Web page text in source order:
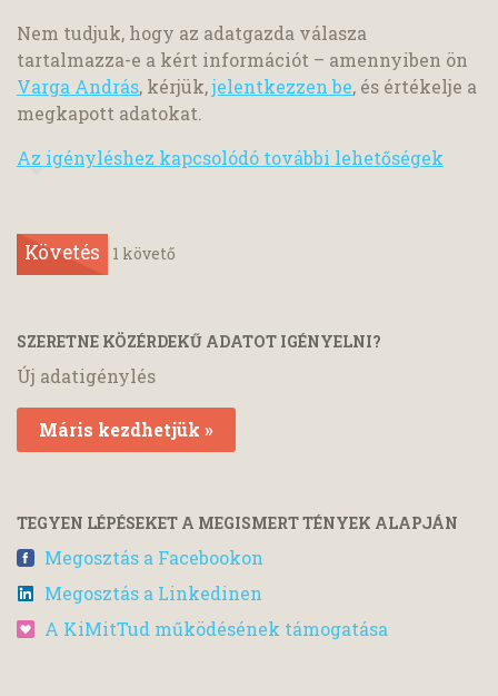
Nem tudjuk, hogy az adatgazda válasza
tartalmazza-e a kért információt – amennyiben ön
Varga András, kérjük,jelentkezzen be, és értékelje a
megkapott adatokat.
Az igényléshez kapcsolódó további lehetőségek
Követés 1 követő
SZERETNE KÖZÉRDEKŰ ADATOT IGÉNYELNI?
Új adatigénylés
Máris kezdhetjük »
TEGYEN LÉPÉSEKET A MEGISMERT TÉNYEK ALAPJÁN
Megosztás a Facebookon
Megosztás a Linkedinen
A KiMitTud működésének támogatása